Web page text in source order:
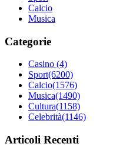
Calcio
Musica
Categorie
Casino (4)
Sport(6200)
Calcio(1576)
Musica(1490)
Cultura(1158)
Celebrità(1146)
Articoli Recenti